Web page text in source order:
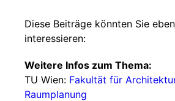
Diese Beiträge könnten Sie
interessieren:
Weitere Infos zum Thema:
TU Wien: Fakultät für
Raumplanung